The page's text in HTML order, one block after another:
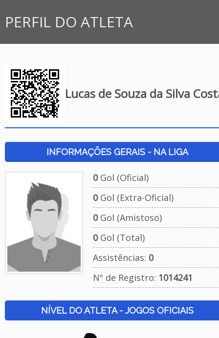
PERFIL DO ATLETA
Lucas de Souza da Silva
INFORMAÇÕES GERAIS - NA LIGA
0Gol (Oficial)
0Gol (Extra-Oficial)
0Gol (Amistoso)
0Gol (Total)
Assistências: 0
Nº de Registro: 1014241
NÍVEL DO ATLETA - JOGOS OFICIAIS